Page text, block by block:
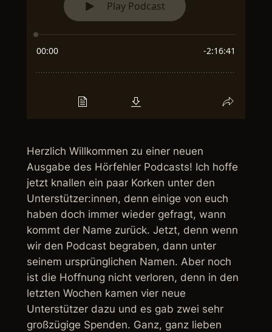
Herzlich Willkommen zu einer neuen
Ausgabe des Hörfehler Podcasts! Ich hoffe
jetzt knallen ein paar Korken unter den
Unterstützer:innen, denn einige von euch
haben doch immer wieder gefragt, wann
kommt der Name zurück. Jetzt, denn wenn
wir den Podcast begraben, dann unter
seinem ursprünglichen Namen. Aber noch
ist die Hoffnung nicht verloren, denn in den
letzten Wochen kamen vier neue
Unterstützer dazu und es gab zwei sehr
großzügige Spenden. Ganz, ganz lieben